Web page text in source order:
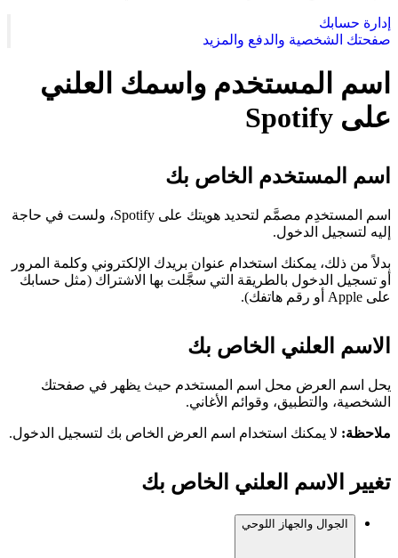
إدارة حسابك
صفحتك الشخصية والدفع والمزيد
اسم المستخدم واسمك العلني
على Spotify
اسم المستخدم الخاص بك
اسم المستخدِم مصمَّم لتحديد هويتك على Spotify، ولست في حاجة
إليه لتسجيل الدخول.
بدلاً من ذلك، يمكنك استخدام عنوان بريدك الإلكتروني وكلمة المرور
أو تسجيل الدخول بالطريقة التي سجَّلت بها الاشتراك (مثل حسابك
على Apple أو رقم هاتفك).
الاسم العلني الخاص بك
يحل اسم العرض محل اسم المستخدم حيث يظهر في صفحتك
الشخصية، والتطبيق، وقوائم الأغاني.
ملاحظة: لا يمكنك استخدام اسم العرض الخاص بك لتسجيل الدخول.
تغيير الاسم العلني الخاص بك
الجوال والجهاز اللوحي